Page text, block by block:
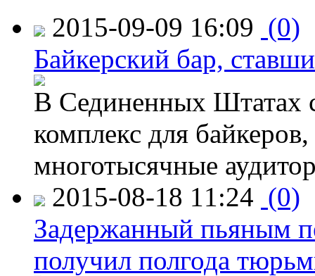
2015-09-09 16:09 (0)
Байкерский бар,
В Сединенных Штатах
комплекс для
многотысячные
2015-08-18 11:24 (0)
Задержанный пьяным
получил полгода